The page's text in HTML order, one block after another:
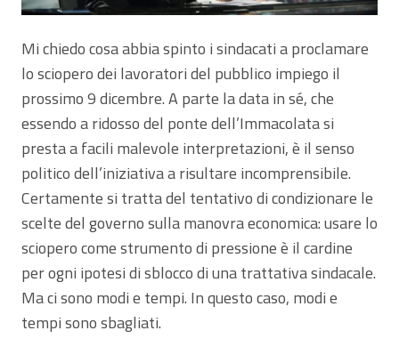
Mi chiedo cosa abbia spinto i sindacati a proclamare
lo sciopero dei lavoratori del pubblico impiego il
prossimo 9 dicembre. A parte la data in sé, che
essendo a ridosso del ponte dell’Immacolata si
presta a facili malevole interpretazioni, è il senso
politico dell’iniziativa a risultare incomprensibile.
Certamente si tratta del tentativo di condizionare le
scelte del governo sulla manovra economica: usare lo
sciopero come strumento di pressione è il cardine
per ogni ipotesi di sblocco di una trattativa sindacale.
Ma ci sono modi e tempi. In questo caso, modi e
tempi sono sbagliati.